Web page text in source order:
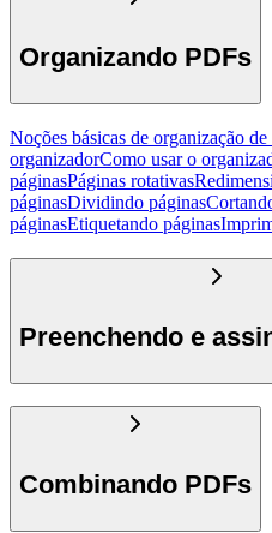
Organizando PDFs
Noções básicas de organização
organizadorComo usar o
páginasPáginas rotativas
páginasDividindo páginas
páginasEtiquetando páginas
Preenchendo e
Combinando PDFs